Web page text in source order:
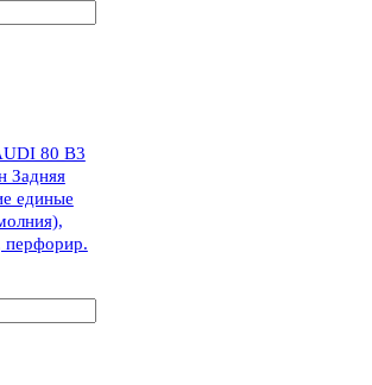
80 В3
Задняя
единые
перфорир.